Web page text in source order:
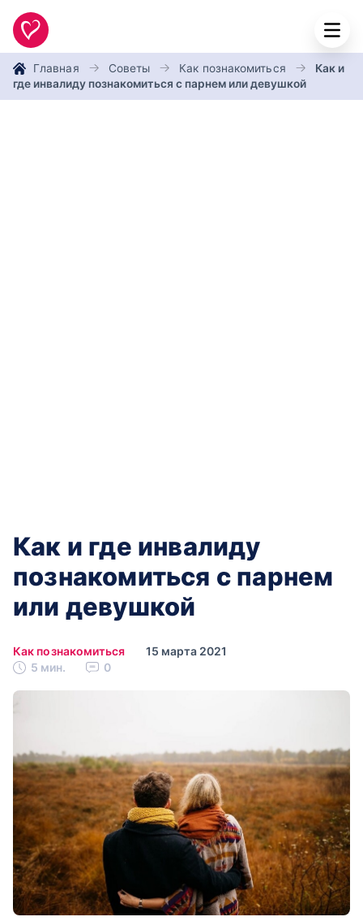
Главная Советы Как познакомиться
Как и
где инвалиду познакомиться с парнем или девушкой
Как и где инвалиду
познакомиться с парнем
или девушкой
Как познакомиться
15 марта 2021
5 мин.
0